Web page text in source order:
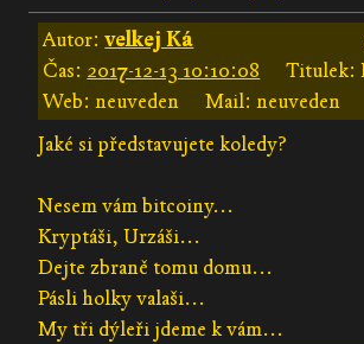
Autor:velkej Ká
Čas: 2017-12-13 10:10:08 Titulek:
Web: neuveden
Mail: neuveden
Jaké si představujete koledy?
Nesem vám bitcoiny...
Kryptáši, Urzáši...
Dejte zbraně tomu domu...
Pásli holky valaši...
My tři dýleři jdeme k vám...